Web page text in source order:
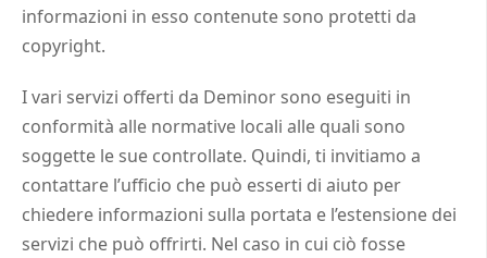
informazioni in esso contenute sono protetti da
copyright.
I vari servizi offerti da Deminor sono eseguiti in
conformità alle normative locali alle quali sono
soggette le sue controllate. Quindi, ti invitiamo a
contattare l’ufficio che può esserti di aiuto per
chiedere informazioni sulla portata e l’estensione dei
servizi che può offrirti. Nel caso in cui ciò fosse